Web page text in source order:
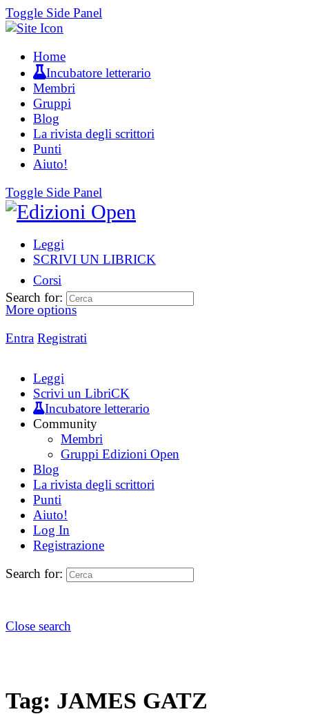
Toggle Side Panel
Home
Incubatore letterario
Membri
Gruppi
Blog
La rivista degli scrittori
Punti
Aiuto!
Toggle Side Panel
Leggi
SCRIVI UN LIBRICK
Corsi
More options
Entra Registrati
Search for:
Leggi
Scrivi un LibriCK
Incubatore letterario
Community
Membri
Gruppi Edizioni Open
Blog
La rivista degli scrittori
Punti
Aiuto!
Log In
Registrazione
Search for:
Close search
Tag: JAMES GATZ